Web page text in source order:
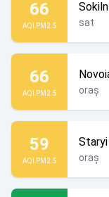
66
AQI PM2.5 sat
66
AQI PM2.5 oraș
59
AQI PM2.5 oraș